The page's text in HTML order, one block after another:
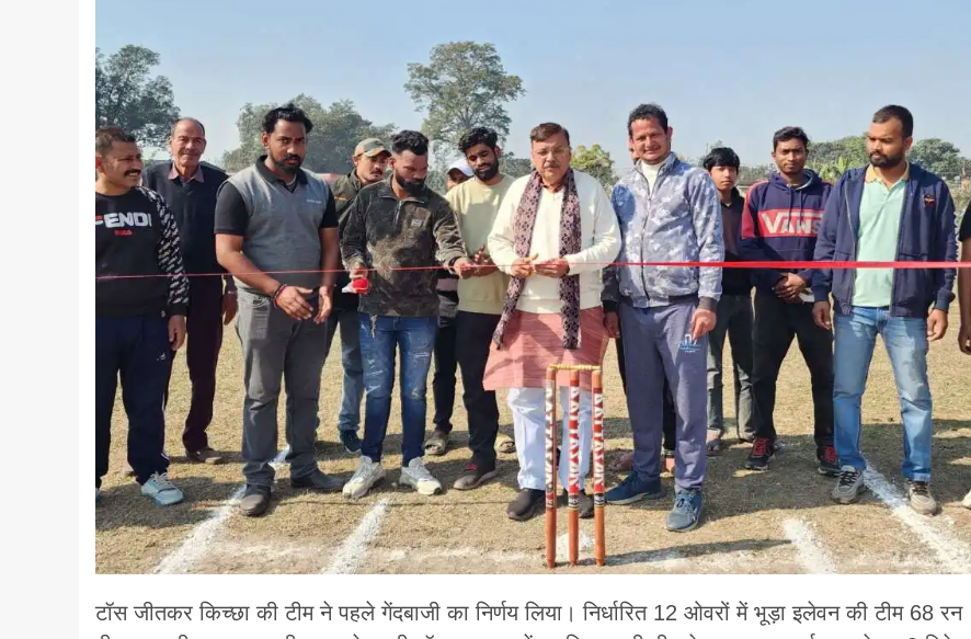
टॉस जीतकर किच्छा की टीम ने पहले गेंदबाजी का निर्णय लिया। निर्धारित 12 ओवरों में भूड़ा इलेवन की टीम 68 रन